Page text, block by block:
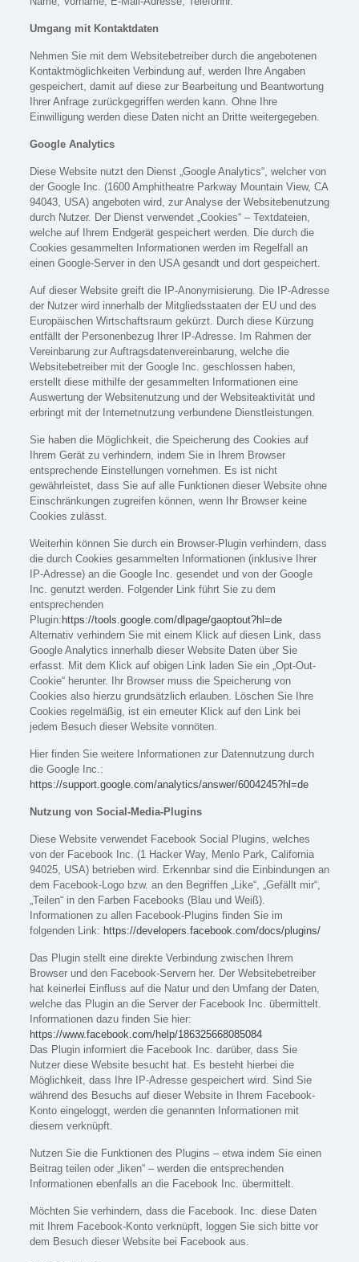
Umgang mit Kontaktdaten
Nehmen Sie mit dem Websitebetreiber durch die angebotenen
Kontaktmöglichkeiten Verbindung auf, werden Ihre Angaben
gespeichert, damit auf diese zur Bearbeitung und Beantwortung
Ihrer Anfrage zurückgegriffen werden kann. Ohne Ihre
Einwilligung werden diese Daten nicht an Dritte weitergegeben.
Google Analytics
Diese Website nutzt den Dienst „Google Analytics“, welcher von
der Google Inc. (1600 Amphitheatre Parkway Mountain View, CA
94043, USA) angeboten wird, zur Analyse der Websitebenutzung
durch Nutzer. Der Dienst verwendet „Cookies“ – Textdateien,
welche auf Ihrem Endgerät gespeichert werden. Die durch die
Cookies gesammelten Informationen werden im Regelfall an
einen Google-Server in den USA gesandt und dort gespeichert.
Auf dieser Website greift die IP-Anonymisierung. Die IP-Adresse
der Nutzer wird innerhalb der Mitgliedsstaaten der EU und des
Europäischen Wirtschaftsraum gekürzt. Durch diese Kürzung
entfällt der Personenbezug Ihrer IP-Adresse. Im Rahmen der
Vereinbarung zur Auftragsdatenvereinbarung, welche die
Websitebetreiber mit der Google Inc. geschlossen haben,
erstellt diese mithilfe der gesammelten Informationen eine
Auswertung der Websitenutzung und der Websiteaktivität und
erbringt mit der Internetnutzung verbundene Dienstleistungen.
Sie haben die Möglichkeit, die Speicherung des Cookies auf
Ihrem Gerät zu verhindern, indem Sie in Ihrem Browser
entsprechende Einstellungen vornehmen. Es ist nicht
gewährleistet, dass Sie auf alle Funktionen dieser Website ohne
Einschränkungen zugreifen können, wenn Ihr Browser keine
Cookies zulässt.
Weiterhin können Sie durch ein Browser-Plugin verhindern, dass
die durch Cookies gesammelten Informationen (inklusive Ihrer
IP-Adresse) an die Google Inc. gesendet und von der Google
Inc. genutzt werden. Folgender Link führt Sie zu dem
entsprechenden
Plugin: https://tools.google.com/dlpage/gaoptout?hl=de
Alternativ verhindern Sie mit einem Klick auf diesen Link, dass
Google Analytics innerhalb dieser Website Daten über Sie
erfasst. Mit dem Klick auf obigen Link laden Sie ein „Opt-Out-
Cookie“ herunter. Ihr Browser muss die Speicherung von
Cookies also hierzu grundsätzlich erlauben. Löschen Sie Ihre
Cookies regelmäßig, ist ein erneuter Klick auf den Link bei
jedem Besuch dieser Website vonnöten.
Hier finden Sie weitere Informationen zur Datennutzung durch
die Google Inc.:
https://support.google.com/analytics/answer/6004245?hl=de
Nutzung von Social-Media-Plugins
Diese Website verwendet Facebook Social Plugins, welches
von der Facebook Inc. (1 Hacker Way, Menlo Park, California
94025, USA) betrieben wird. Erkennbar sind die Einbindungen an
dem Facebook-Logo bzw. an den Begriffen „Like“, „Gefällt mir“,
„Teilen“ in den Farben Facebooks (Blau und Weiß).
Informationen zu allen Facebook-Plugins finden Sie im
folgenden Link: https://developers.facebook.com/docs/plugins/
Das Plugin stellt eine direkte Verbindung zwischen Ihrem
Browser und den Facebook-Servern her. Der Websitebetreiber
hat keinerlei Einfluss auf die Natur und den Umfang der Daten,
welche das Plugin an die Server der Facebook Inc. übermittelt.
Informationen dazu finden Sie hier:
https://www.facebook.com/help/186325668085084
Das Plugin informiert die Facebook Inc. darüber, dass Sie
Nutzer diese Website besucht hat. Es besteht hierbei die
Möglichkeit, dass Ihre IP-Adresse gespeichert wird. Sind Sie
während des Besuchs auf dieser Website in Ihrem Facebook-
Konto eingeloggt, werden die genannten Informationen mit
diesem verknüpft.
Nutzen Sie die Funktionen des Plugins – etwa indem Sie einen
Beitrag teilen oder „liken“ – werden die entsprechenden
Informationen ebenfalls an die Facebook Inc. übermittelt.
Möchten Sie verhindern, dass die Facebook. Inc. diese Daten
mit Ihrem Facebook-Konto verknüpft, loggen Sie sich bitte vor
dem Besuch dieser Website bei Facebook aus.